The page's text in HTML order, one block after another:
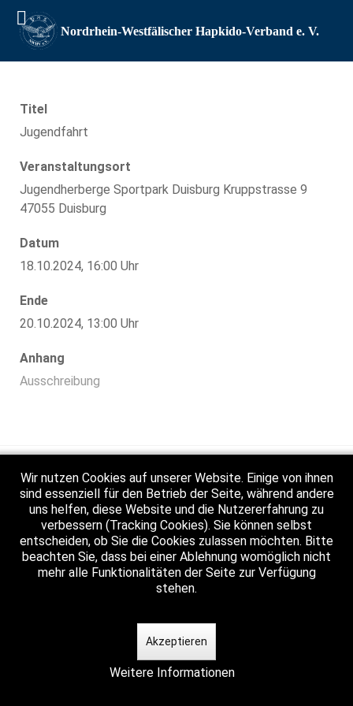
Titel
Jugendfahrt
Veranstaltungsort
Jugendherberge Sportpark Duisburg Kruppstrasse 9
47055 Duisburg
Datum
18.10.2024, 16:00 Uhr
Ende
20.10.2024, 13:00 Uhr
Anhang
Ausschreibung
© 1998 - 2026 NWHV e. V.
Wir nutzen Cookies auf unserer Website. Einige von ihnen
sind essenziell für den Betrieb der Seite, während andere
uns helfen, diese Website und die Nutzererfahrung zu
verbessern (Tracking Cookies). Sie können selbst
entscheiden, ob Sie die Cookies zulassen möchten. Bitte
beachten Sie, dass bei einer Ablehnung womöglich nicht
mehr alle Funktionalitäten der Seite zur Verfügung
stehen.
Akzeptieren
Weitere Informationen